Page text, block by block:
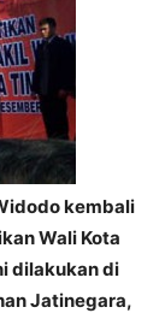
kembali
Wali Kota
dilakukan di
Jatinegara,